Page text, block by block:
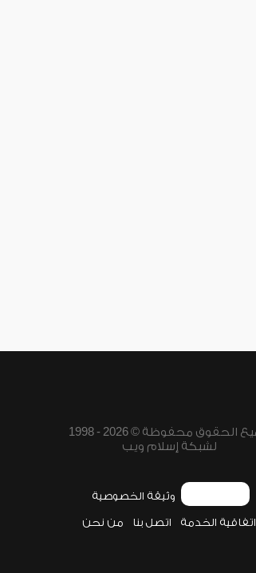
جميع الحقوق محفوظة © 2026 - 1998
لشبكة إسلام ويب
وثيقة الخصوصية
اتفاقية الخدمة اتصل بنا من نحن